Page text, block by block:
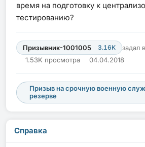
время на подготовку к
тестированию?
Призывник-1001005 3.16K задал
1.53K просмотра
04.04.2018
Призыв на срочную военную
резерве
Справка